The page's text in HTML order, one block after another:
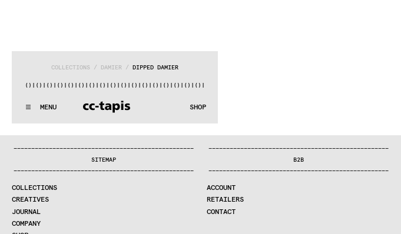
MENU SHOP
COLLECTIONS / DAMIER / DIPPED DAMIER
|() |() |() |() |() |() |() |() |() |() |() |() |() |() |() |() |()
:^:..:^:. .:^:..:^:..:^:..:^:. .:^:..
WE MAKE RUGS
COMPANY
CONTRACT DIVISION
SHOP
———————————————————————————————————————————————————
SITEMAP
———————————————————————————————————————————————————
COLLECTIONS
CREATIVES
JOURNAL
COMPANY
———————————————————————————————————————————————————
B2B
———————————————————————————————————————————————————
ACCOUNT
RETAILERS
CONTACT